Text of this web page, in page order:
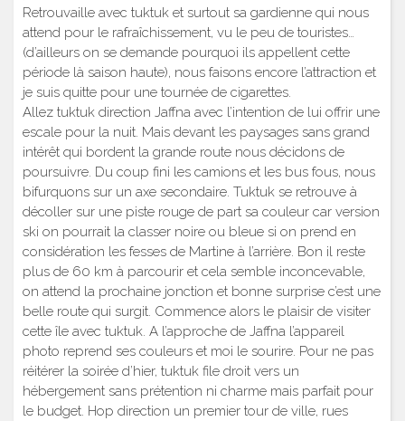
Retrouvaille avec tuktuk et surtout sa gardienne qui nous
attend pour le rafraîchissement, vu le peu de touristes…
(d’ailleurs on se demande pourquoi ils appellent cette
période là saison haute), nous faisons encore l’attraction et
je suis quitte pour une tournée de cigarettes.
Allez tuktuk direction Jaffna avec l’intention de lui offrir une
escale pour la nuit. Mais devant les paysages sans grand
intérêt qui bordent la grande route nous décidons de
poursuivre. Du coup fini les camions et les bus fous, nous
bifurquons sur un axe secondaire. Tuktuk se retrouve à
décoller sur une piste rouge de part sa couleur car version
ski on pourrait la classer noire ou bleue si on prend en
considération les fesses de Martine à l’arrière. Bon il reste
plus de 60 km à parcourir et cela semble inconcevable,
on attend la prochaine jonction et bonne surprise c’est une
belle route qui surgit. Commence alors le plaisir de visiter
cette île avec tuktuk. A l’approche de Jaffna l’appareil
photo reprend ses couleurs et moi le sourire. Pour ne pas
réitérer la soirée d’hier, tuktuk file droit vers un
hébergement sans prétention ni charme mais parfait pour
le budget. Hop direction un premier tour de ville, rues